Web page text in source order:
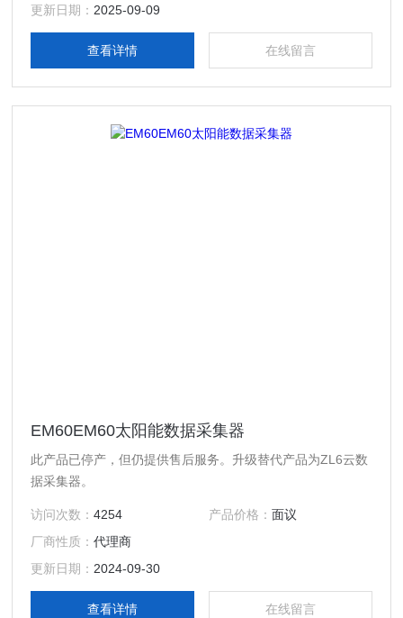
成气象站、土壤水分监测站、水文监测、植被监测等设备。
更新日期： 2025-09-09
查看详情 在线留言
EM60EM60太阳能数据采集器
此产品已停产，但仍提供售后服务。升级替代产品为ZL6云数
据采集器。
访问次数：4254 产品价格： 面议
厂商性质：代理商
更新日期： 2024-09-30
查看详情 在线留言